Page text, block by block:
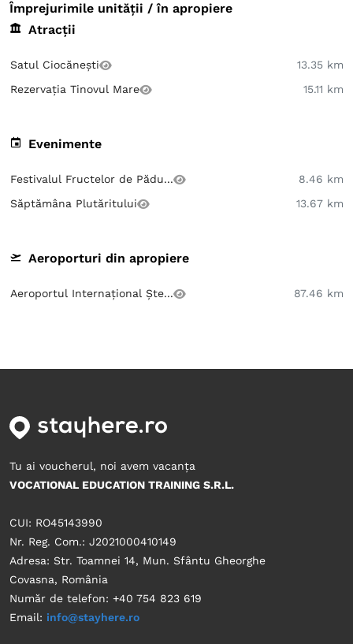
Împrejurimile unității / în apropiere
Atracții
Satul Ciocănești
13.35 km
Rezervația Tinovul Mare
15.11 km
Evenimente
Festivalul Fructelor de Pădu...
8.46 km
Săptămâna Plutăritului
13.67 km
Aeroporturi din apropiere
Aeroportul Internațional Ște... 87.46 km
Tu ai voucherul, noi avem vacanța
VOCATIONAL EDUCATION TRAINING S.R.L.
CUI: RO45143990
Nr. Reg. Com.: J2021000410149
Adresa: Str. Toamnei 14, Mun. Sfântu Gheorghe
Covasna, România
Număr de telefon: +40 754 823 619
Email: info@stayhere.ro